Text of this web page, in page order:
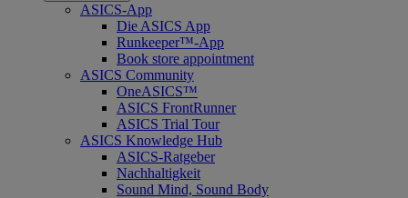
ASICS-App
Die ASICS App
Runkeeper™-App
Book store appointment
ASICS Community
OneASICS™
ASICS FrontRunner
ASICS Trial Tour
ASICS Knowledge Hub
ASICS-Ratgeber
Nachhaltigkeit
Sound Mind, Sound Body